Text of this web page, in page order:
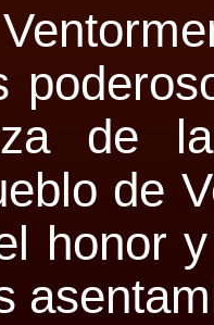
de
de
honor